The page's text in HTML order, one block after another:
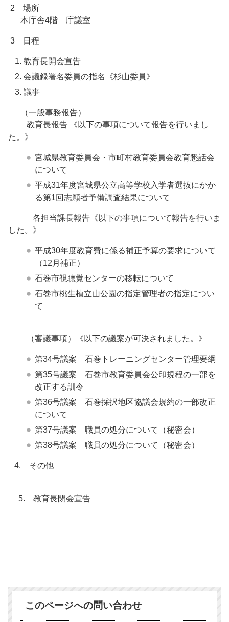
2 場所
本庁舎4階 庁議室
3 日程
教育長開会宣告
会議録署名委員の指名《杉山委員》
議事
（一般事務報告）
教育長報告 《以下の事項について報告を行いまし
た。》
宮城県教育委員会・市町村教育委員会教育懇話会
について
平成31年度宮城県公立高等学校入学者選抜にかか
る第1回志願者予備調査結果について
各担当課長報告《以下の事項について報告を行いま
した。》
平成30年度教育費に係る補正予算の要求について
（12月補正）
石巻市視聴覚センターの移転について
石巻市桃生植立山公園の指定管理者の指定につい
て
（審議事項）《以下の議案が可決されました。》
第34号議案 石巻トレーニングセンター管理要綱
第35号議案 石巻市教育委員会公印規程の一部を
改正する訓令
第36号議案 石巻採択地区協議会規約の一部改正
について
第37号議案 職員の処分について（秘密会）
第38号議案 職員の処分について（秘密会）
4. その他
5. 教育長閉会宣告
このページへの問い合わせ